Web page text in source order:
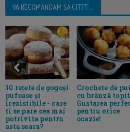
VA RECOMANDAM SA CITITI...
10 rețete de gogoși
pufoase și
irezistibile - care
ti se pare cea mai
potrivita pentru
asta seara?
Crochete de pui
cu brânză
Gustarea
pentru orice
ocazie!